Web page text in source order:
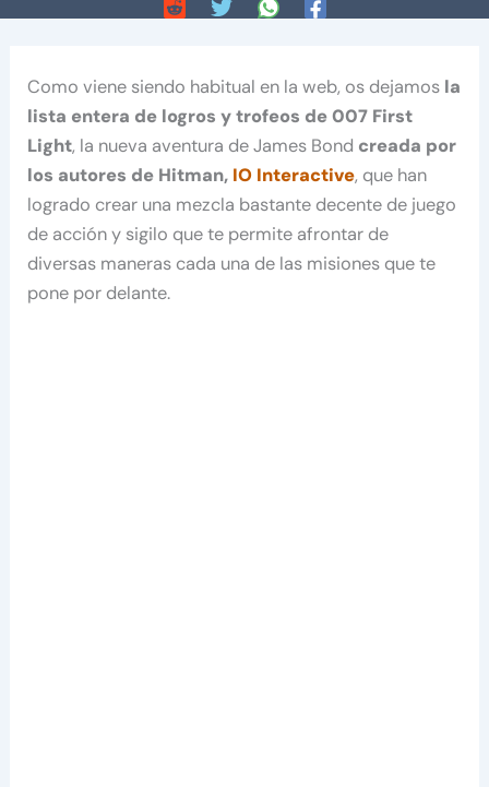
Como viene siendo habitual en la web, os dejamos la
lista entera de logros y trofeos de 007 First
Light, la nueva aventura de James Bond creada por
los autores de Hitman, IO Interactive, que han
logrado crear una mezcla bastante decente de juego
de acción y sigilo que te permite afrontar de
diversas maneras cada una de las misiones que te
pone por delante.